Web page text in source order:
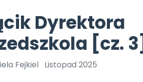
Nowości
Zapowiedzi
Bliżej Pieska
Pomoc zwierzętom
Książka (dla) Przedszkolaka
TikTok
Zobacz nas na TikToku
YouTube
Dyrektora
[cz. 3]
Fejkiel Listopad 2025